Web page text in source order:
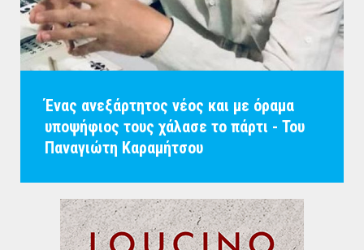
Ένας ανεξάρτητος νέος και με όραμα
υποψήφιος τους χάλασε το πάρτι - Του
Παναγιώτη Καραμήτσου